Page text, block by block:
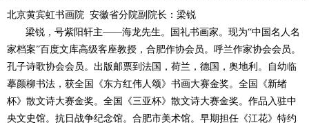
北京黄宾虹书画院 安徽省分院副院长：梁锐
梁锐，号紫阳轩主——海龙先生。国礼书画家。现为“中国名人名
家档案”百度文库高级客座教授，合肥作协会员。呼兰作家协会会员。
孔子诗歌协会会员。出版邮票到法国，荷兰，德国，奥地利。自幼临
摹颜柳书法，获全国《东方红伟人颂》书画大赛金奖。全国《新绪
杯》散文诗大赛金奖。全国《三亚杯》散文诗大赛金奖。作品入驻中
央文史馆。抗日战争纪念馆。合肥市美术馆。早期担任《江花》特约